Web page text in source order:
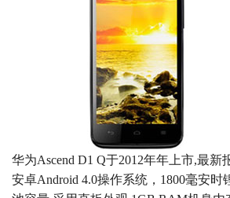
华为Ascend D1 Q于2012年年上市,最新
安卓Android 4.0操作系统，1800毫安时